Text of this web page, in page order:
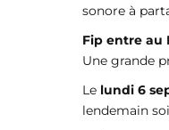
sonore à
Fip entre au
Une grande
Le lundi 6
lendemain